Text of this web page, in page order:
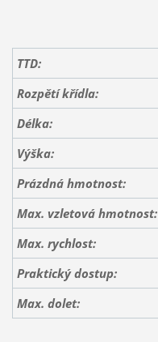
TTD:
Rozpětí křídla:
Délka:
Výška:
Prázdná hmotnost:
Max. vzletová hmotnost:
Max. rychlost:
Praktický dostup:
Max. dolet: